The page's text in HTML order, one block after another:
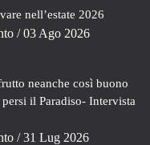
nell’estate 2026
/ 03 Ago 2026
neanche così buono
il Paradiso- Intervista
/ 31 Lug 2026